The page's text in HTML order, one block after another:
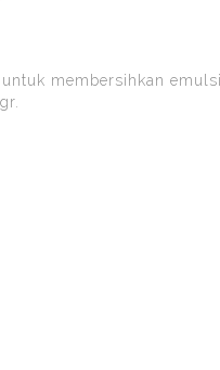
membersihkan